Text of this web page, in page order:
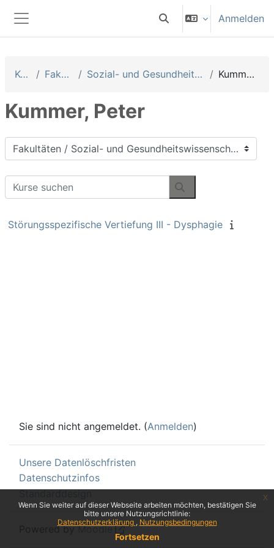
Wenn Sie weiter auf dieser Webseite arbeiten möchten, bestätigen Sie
bitte unsere Nutzungsrichtlinie:
Datenschutzerklärung
Nutzungsbedingungen
Fortsetzen
x
Website-Übersicht
Sucheingabe umschalten
Anmelden
Kurse Fakultäten Sozial- und Gesundheitswissenschaften Kummer, Peter
Kummer, Peter
Kursbereiche
Kurse suchen
Kurse suchen
Störungsspezifische Vertiefung III - Dysphagie
Sie sind nicht angemeldet. (Anmelden)
Unsere Datenlöschfristen
Datenschutzinfos
Standarddesign
Powered byMoodle